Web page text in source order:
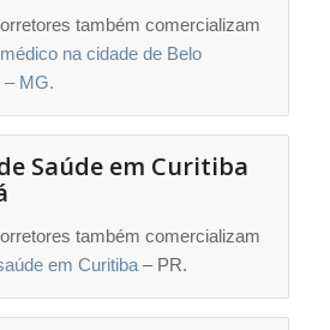
também comercializam
na cidade de Belo
– MG.
Saúde em Curitiba
também comercializam
em Curitiba– PR.